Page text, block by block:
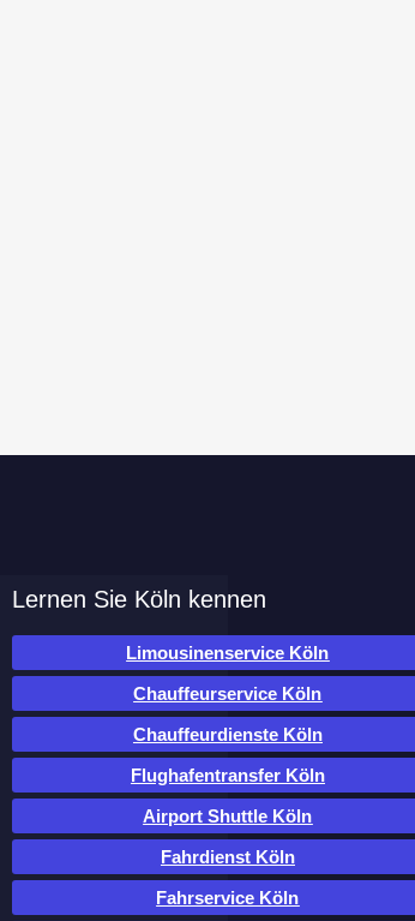
Lernen Sie Köln kennen
Limousinenservice Köln
Chauffeurservice Köln
Chauffeurdienste Köln
Flughafentransfer Köln
Airport Shuttle Köln
Fahrdienst Köln
Fahrservice Köln